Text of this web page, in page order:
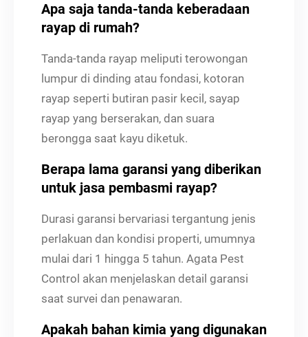
Apa saja tanda-tanda keberadaan
rayap di rumah?
Tanda-tanda rayap meliputi terowongan
lumpur di dinding atau fondasi, kotoran
rayap seperti butiran pasir kecil, sayap
rayap yang berserakan, dan suara
berongga saat kayu diketuk.
Berapa lama garansi yang diberikan
untuk jasa pembasmi rayap?
Durasi garansi bervariasi tergantung jenis
perlakuan dan kondisi properti, umumnya
mulai dari 1 hingga 5 tahun. Agata Pest
Control akan menjelaskan detail garansi
saat survei dan penawaran.
Apakah bahan kimia yang digunakan